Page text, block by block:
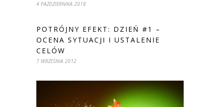
4 PAŹDZIERNIKA 2018
POTRÓJNY EFEKT: DZIEŃ #1 –
OCENA SYTUACJI I USTALENIE
CELÓW
7 WRZEŚNIA 2012